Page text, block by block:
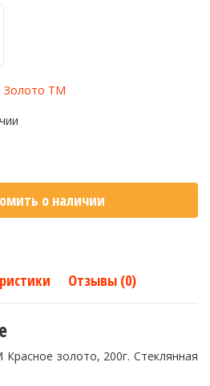
Золото ТМ
о наличии
Отзывы (0)
золото, 200г. Стеклянная